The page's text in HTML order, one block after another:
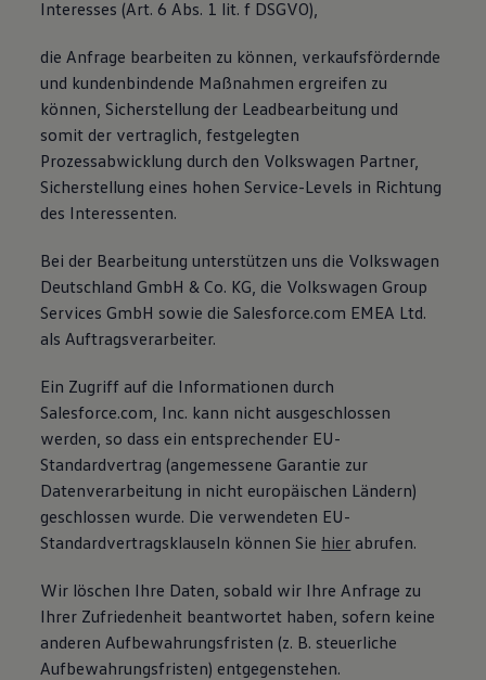
Interesses (Art. 6 Abs. 1 lit. f DSGVO),
die Anfrage bearbeiten zu können, verkaufsfördernde
und kundenbindende Maßnahmen ergreifen zu
können, Sicherstellung der Leadbearbeitung und
somit der vertraglich, festgelegten
Prozessabwicklung durch den Volkswagen Partner,
Sicherstellung eines hohen Service-Levels in Richtung
des Interessenten.
Bei der Bearbeitung unterstützen uns die Volkswagen
Deutschland GmbH & Co. KG, die Volkswagen Group
Services GmbH sowie die Salesforce.com EMEA Ltd.
als Auftragsverarbeiter.
Ein Zugriff auf die Informationen durch
Salesforce.com, Inc. kann nicht ausgeschlossen
werden, so dass ein entsprechender EU-
Standardvertrag (angemessene Garantie zur
Datenverarbeitung in nicht europäischen Ländern)
geschlossen wurde. Die verwendeten EU-
Standardvertragsklauseln können Sie hier abrufen.
Wir löschen Ihre Daten, sobald wir Ihre Anfrage zu
Ihrer Zufriedenheit beantwortet haben, sofern keine
anderen Aufbewahrungsfristen (z. B. steuerliche
Aufbewahrungsfristen) entgegenstehen.